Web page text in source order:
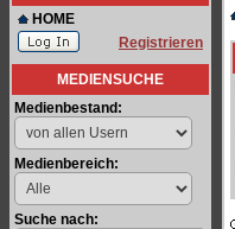
HOME
Registrieren
MEDIENSUCHE
Medienbestand:
Medienbereich:
Suche nach: